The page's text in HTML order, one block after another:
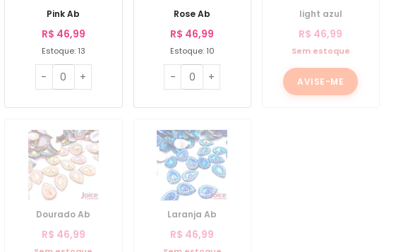
Pink Ab
R$ 46,99
Estoque: 13
Rose Ab
R$ 46,99
Estoque: 10
light azul
R$ 46,99
Sem estoque
AVISE-ME
Dourado Ab
R$ 46,99
Laranja Ab
R$ 46,99